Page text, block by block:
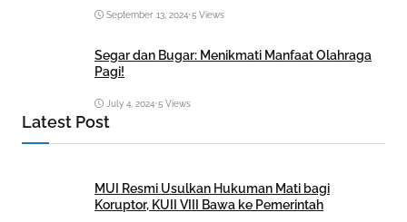
September 13, 2024•5 Views
Segar dan Bugar: Menikmati Manfaat Olahraga
Pagi!
July 4, 2024•5 Views
Latest Post
MUI Resmi Usulkan Hukuman Mati bagi
Koruptor, KUII VIII Bawa ke Pemerintah